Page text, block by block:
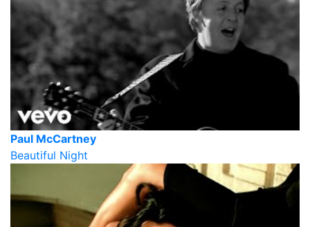
Paul McCartney
Beautiful Night